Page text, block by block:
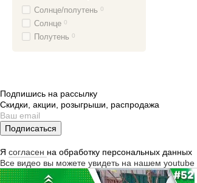
Солнце/полутень 0
Солнце 0
Полутень 0
Подпишись на рассылку
Скидки, акции, розыгрыши, распродажа
Подписаться
Я согласен на обработку персональных данных
Все видео вы можете увидеть на нашем youtube